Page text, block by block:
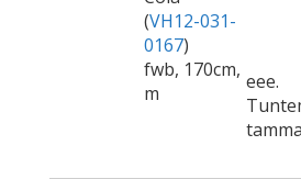
(VH12-031-
0167)
fwb, 170cm,
m
eee.
tamma